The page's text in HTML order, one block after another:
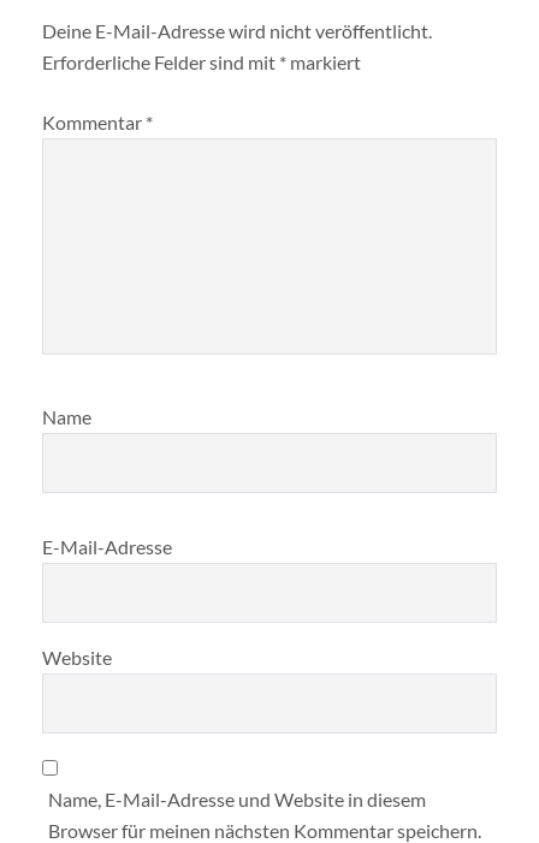
Deine E-Mail-Adresse wird nicht veröffentlicht.
Erforderliche Felder sind mit * markiert
Kommentar *
Name
E-Mail-Adresse
Website
Name, E-Mail-Adresse und Website in diesem
Browser für meinen nächsten Kommentar speichern.